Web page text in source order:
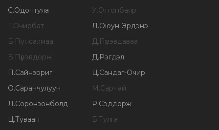
С.Одонтуяа У.Отгонбаяр
Г.Очирбат Л.Оюун-Эрдэнэ
Б.Пунсалмаа Д.Пүрэвдаваа
Б.Пүрэвдорж Д.Рэгдэл
П.Сайнзориг Ц.Сандаг-Очир
О.Саранчулуун М.Сарнай
Л.Соронзонболд Р.Сэддорж
Ц.Туваан Б.Тулга